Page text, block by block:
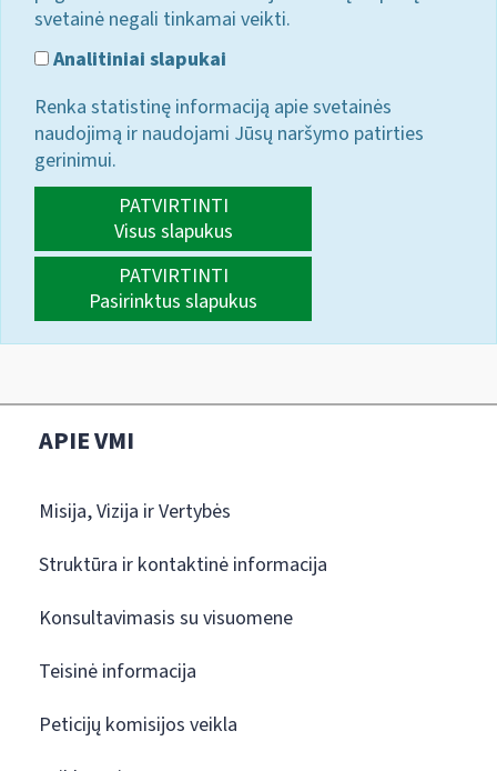
svetainė negali tinkamai veikti.
Analitiniai slapukai
Renka statistinę informaciją apie svetainės
naudojimą ir naudojami Jūsų naršymo patirties
gerinimui.
PATVIRTINTI
Visus slapukus
PATVIRTINTI
Pasirinktus slapukus
APIE VMI
Misija, Vizija ir Vertybės
Struktūra ir kontaktinė informacija
Konsultavimasis su visuomene
Teisinė informacija
Peticijų komisijos veikla